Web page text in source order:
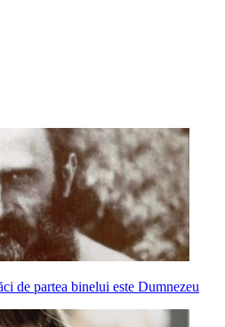
de partea binelui este Dumnezeu